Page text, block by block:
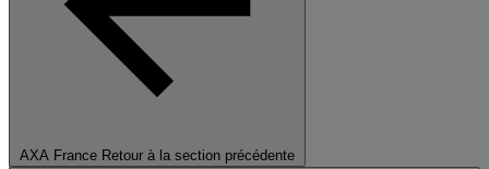
AXA France Retour à la section précédente